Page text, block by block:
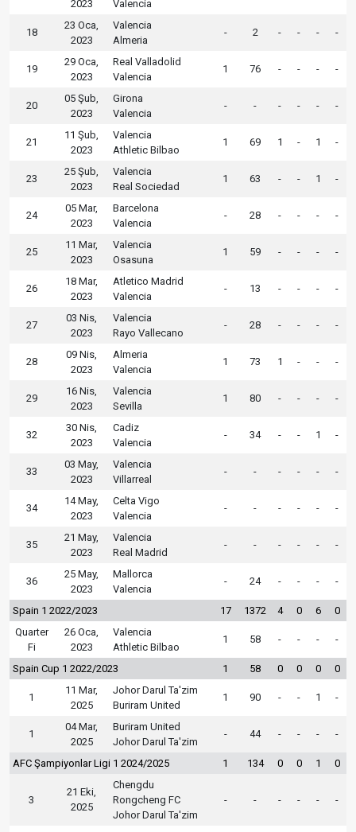
2023 Valencia
18
23 Oca,
2023
Valencia
Almeria
- 2 - - - -
19
29 Oca,
2023
Real Valladolid
Valencia
1 76 - - - -
20
05 Şub,
2023
Girona
Valencia
- - - - - -
21
11 Şub,
2023
Valencia
Athletic Bilbao
1 69 1 - 1 -
23
25 Şub,
2023
Valencia
Real Sociedad
1 63 - - 1 -
24
05 Mar,
2023
Barcelona
Valencia
- 28 - - - -
25
11 Mar,
2023
Valencia
Osasuna
1 59 - - - -
26
18 Mar,
2023
Atletico Madrid
Valencia
- 13 - - - -
27
03 Nis,
2023
Valencia
Rayo Vallecano
- 28 - - - -
28
09 Nis,
2023
Almeria
Valencia
1 73 1 - - -
29
16 Nis,
2023
Valencia
Sevilla
1 80 - - - -
32
30 Nis,
2023
Cadiz
Valencia
- 34 - - 1 -
33
03 May,
2023
Valencia
Villarreal
- - - - - -
34
14 May,
2023
Celta Vigo
Valencia
- - - - - -
35
21 May,
2023
Valencia
Real Madrid
- - - - - -
36
25 May,
2023
Mallorca
Valencia
- 24 - - - -
Spain 1 2022/2023 17 1372 4 0 6
0
Quarter
Fi
26 Oca,
2023
Valencia
Athletic Bilbao
1 58 - - - -
Spain Cup 1 2022/2023 1 58 0 0 0 0
1
11 Mar,
2025
Johor Darul Ta'zim
Buriram United
1 90 - - 1 -
1
04 Mar,
2025
Buriram United
Johor Darul Ta'zim
- 44 - - - -
AFC Şampiyonlar Ligi 1 2024/2025 1 134 0 0 1 0
3
21 Eki,
2025
Chengdu
Rongcheng FC
Johor Darul Ta'zim
- - - - - -